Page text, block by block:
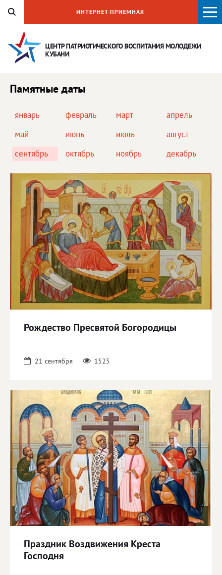
ЦЕНТР ПАТРИОТИЧЕСКОГО ВОСПИТАНИЯМОЛОДЕЖИ
КУБАНИ
ИНТЕРНЕТ-ПРИЕМНАЯ
Памятные даты
январь февраль март
апрель
май
июнь июль
август
сентябрь
октябрь ноябрь декабрь
Рождество Пресвятой Богородицы
21 сентября 1525
Праздник Воздвижения Креста
Господня